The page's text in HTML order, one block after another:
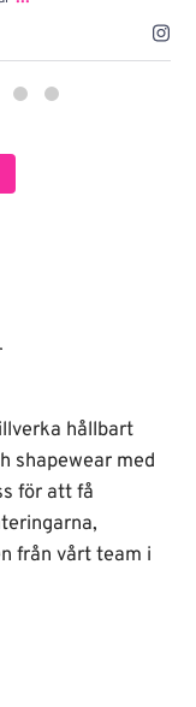
hållbart
shapewear med
för att få
från vårt team i